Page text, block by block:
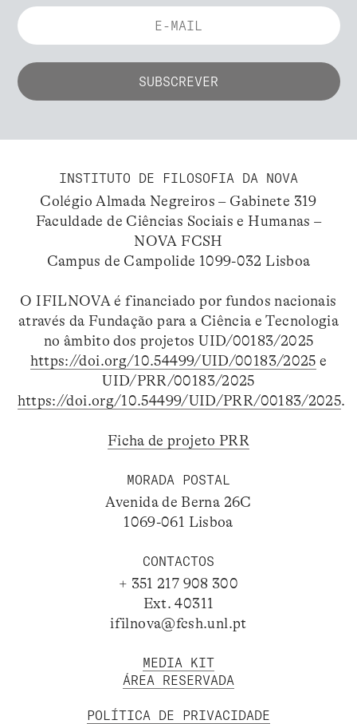
INSTITUTO DE FILOSOFIA DA NOVA
Colégio Almada Negreiros – Gabinete 319
Faculdade de Ciências Sociais e Humanas –
NOVA FCSH
Campus de Campolide 1099-032 Lisboa
O IFILNOVA é financiado por fundos nacionais
através da Fundação para a Ciência e Tecnologia
no âmbito dos projetos UID/00183/2025
https://doi.org/10.54499/UID/00183/2025 e
UID/PRR/00183/2025
https://doi.org/10.54499/UID/PRR/00183/2025.
Ficha de projeto PRR
MORADA POSTAL
Avenida de Berna 26C
1069-061 Lisboa
CONTACTOS
+ 351 217 908 300
Ext. 40311
ifilnova@fcsh.unl.pt
MEDIA KIT
ÁREA RESERVADA
POLÍTICA DE PRIVACIDADE